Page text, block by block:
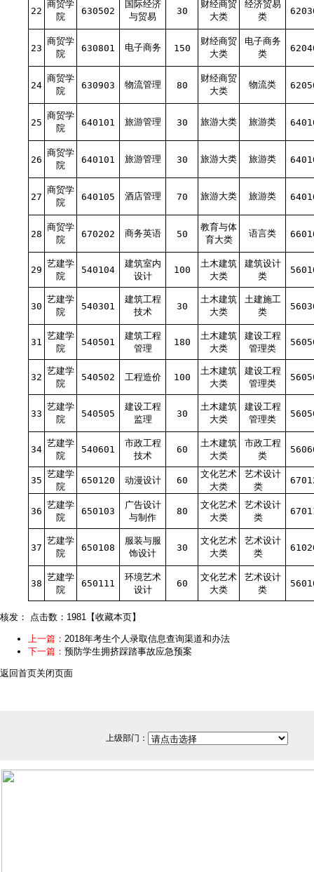
22
商贸学
院
630502
国际经济
与贸易
30
财经商贸
大类
经济贸易
类
23
商贸学
院
630801 电子商务 150
财经商贸
大类
电子商务
类
24
商贸学
院
630903 物流管理 80
财经商贸
大类
物流类
25
商贸学
院
640101 旅游管理 30 旅游大类 旅游类
26
商贸学
院
640101 旅游管理 30 旅游大类 旅游类
27
商贸学
院
640105 酒店管理 70 旅游大类 旅游类
28
商贸学
院
670202 商务英语 50
教育与体
育大类
语言类
29
艺建学
院
540104
建筑室内
设计
100
土木建筑
大类
建筑设计
类
30
艺建学
院
540301
建筑工程
技术
30
土木建筑
大类
土建施工
类
31
艺建学
院
540501
建筑工程
管理
180
土木建筑
大类
建设工程
管理类
32
艺建学
院
540502 工程造价 100
土木建筑
大类
建设工程
管理类
33
艺建学
院
540505
建设工程
监理
30
土木建筑
大类
建设工程
管理类
34
艺建学
院
540601
市政工程
技术
60
土木建筑
大类
市政工程
类
35
艺建学
院
650120 动漫设计 60
文化艺术
大类
艺术设计
类
36
艺建学
院
650103
广告设计
与制作
80
文化艺术
大类
艺术设计
类
37
艺建学
院
650108
服装与服
饰设计
30
文化艺术
大类
艺术设计
类
38
艺建学
院
650111
环境艺术
设计
60
文化艺术
大类
艺术设计
类
核发： 点击数：1981 【收藏本页】
上一篇： 2018年考生个人录取信息查询渠道和办法
下一篇： 预防学生拥挤踩踏事故应急预案
返回首页关闭页面
上级部门：